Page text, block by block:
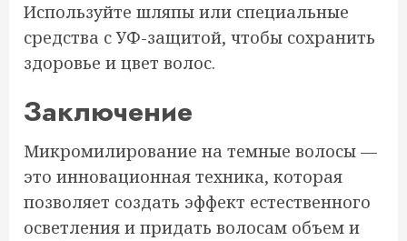
Используйте шляпы или специальные
средства с УФ-защитой, чтобы сохранить
здоровье и цвет волос.
Заключение
Микромилирование на темные волосы —
это инновационная техника, которая
позволяет создать эффект естественного
осветления и придать волосам объем и